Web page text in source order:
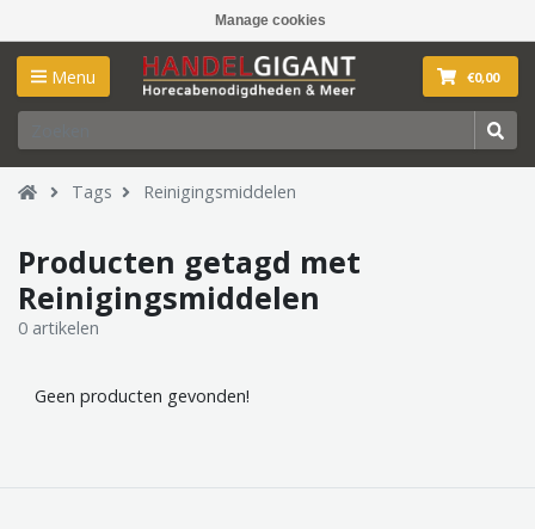
Manage cookies
Menu €0,00
Tags Reinigingsmiddelen
Producten getagd met
Reinigingsmiddelen
0 artikelen
Geen producten gevonden!